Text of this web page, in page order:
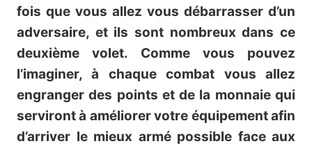
fois que vous allez vous débarrasser d’un
adversaire, et ils sont nombreux dans ce
deuxième volet. Comme vous pouvez
l’imaginer, à chaque combat vous allez
engranger des points et de la monnaie qui
serviront à améliorer votre équipement afin
d’arriver le mieux armé possible face aux